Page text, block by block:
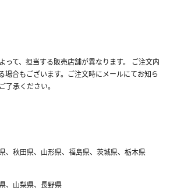
って、担当する販売店舗が異なります。 ご注文内
場合もございます。ご注文時にメールにてお知ら
了承ください。
、秋田県、山形県、福島県、茨城県、栃木県
、山梨県、長野県